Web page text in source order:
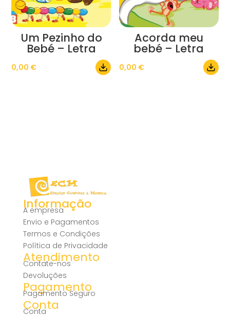
Um Pezinho do
Bebé – Letra
0,00 €
Acorda meu
bebé – Letra
0,00 €
Informação
A empresa
Envio e Pagamentos
Termos e Condições
Política de Privacidade
Atendimento
Contate-nos
Devoluções
Pagamento
Pagamento Seguro
Conta
Conta